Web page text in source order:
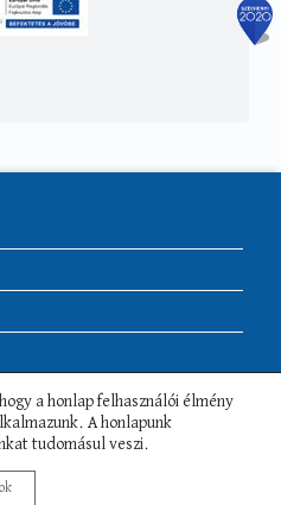
a honlap felhasználói élmény
A honlapunk
tudomásul veszi.